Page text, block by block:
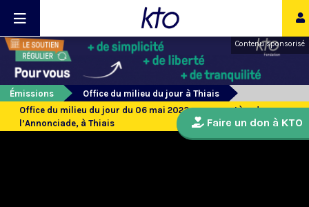
Contenu sponsorisé
Émissions
Office du milieu du jour à Thiais
Office du milieu du jour du 06 mai 2023 au monastère de
l’Annonciade, à Thiais
Faire un don à KTO